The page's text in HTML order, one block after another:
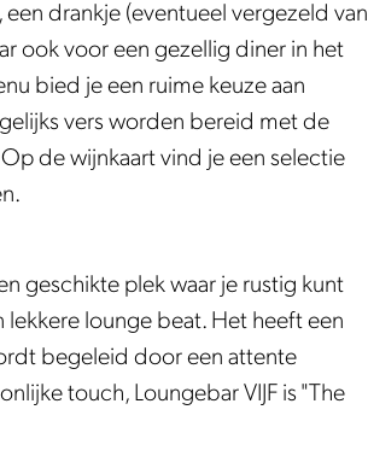
drankje (eventueel vergezeld van
ook voor een gezellig diner in het
bied je een ruime keuze aan
vers worden bereid met de
de wijnkaart vind je een selectie
geschikte plek waar je rustig kunt
lekkere lounge beat. Het heeft een
begeleid door een attente
touch, Loungebar VIJF is "The